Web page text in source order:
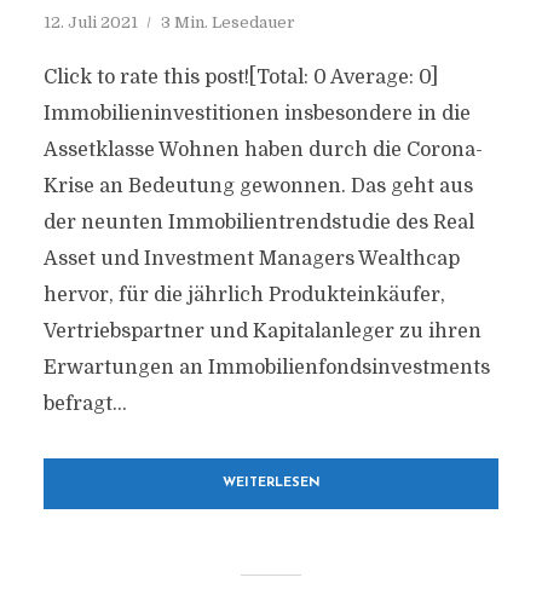
12. Juli 2021 3 Min. Lesedauer
Click to rate this post![Total: 0 Average: 0]
Immobilieninvestitionen insbesondere in die
Assetklasse Wohnen haben durch die Corona-
Krise an Bedeutung gewonnen. Das geht aus
der neunten Immobilientrendstudie des Real
Asset und Investment Managers Wealthcap
hervor, für die jährlich Produkteinkäufer,
Vertriebspartner und Kapitalanleger zu ihren
Erwartungen an Immobilienfondsinvestments
befragt...
WEITERLESEN